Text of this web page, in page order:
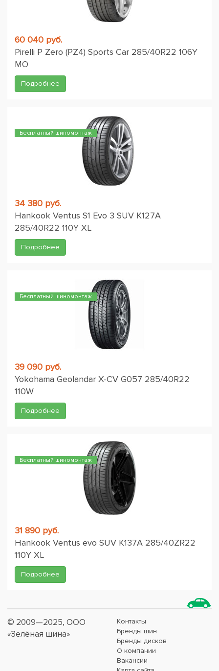
60 040 руб.
Pirelli P Zero (PZ4) Sports Car 285/40R22 106Y
MO
Подробнее
Бесплатный шиномонтаж
34 380 руб.
Hankook Ventus S1 Evo 3 SUV K127A
285/40R22 110Y XL
Подробнее
Бесплатный шиномонтаж
39 090 руб.
Yokohama Geolandar X-CV G057 285/40R22
110W
Подробнее
Бесплатный шиномонтаж
31 890 руб.
Hankook Ventus evo SUV K137A 285/40ZR22
110Y XL
Подробнее
© 2009—2025, ООО
«Зелёная шина»
Контакты
Бренды шин
Бренды дисков
О компании
Вакансии